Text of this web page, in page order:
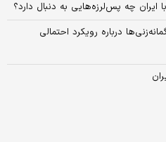
ایران چه پس‌لرزه‌هایی به دنبال دارد؟
درباره رویکرد احتمالی